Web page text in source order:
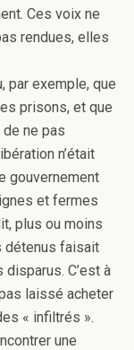
Ces voix ne
rendues, elles
par exemple, que
prisons, et que
ne pas
n’était
gouvernement
et fermes
plus ou moins
détenus faisait
C’est à
laissé acheter
« infiltrés ».
une